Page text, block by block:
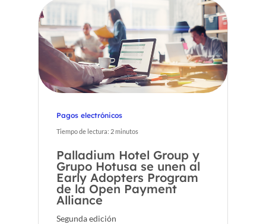
Pagos electrónicos
Tiempo de lectura: 2minutos
Palladium Hotel Group y
Grupo Hotusa se unen al
Early Adopters Program
de la Open Payment
Alliance
Segunda edición